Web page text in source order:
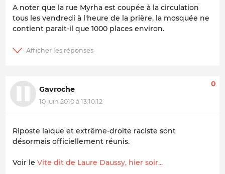
A noter que la rue Myrha est coupée à la circulation
tous les vendredi à l'heure de la prière, la mosquée ne
contient parait-il que 1000 places environ.
Gavroche
10 juin 2010 à 13:10:12
0
Riposte laïque et extrême-droite raciste sont
désormais officiellement réunis.
Voir le Vite dit de Laure Daussy, hier soir...